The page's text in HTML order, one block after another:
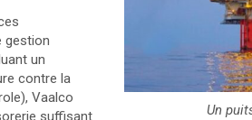
Un
gestion
un
contre la
Vaalco
suffisant